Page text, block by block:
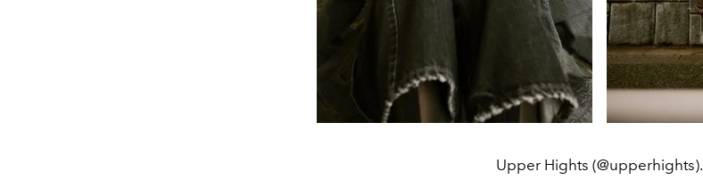
Upper Hights (@upperhights).